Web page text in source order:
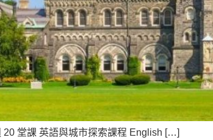
堂課 英語與城市探索課程 English […]